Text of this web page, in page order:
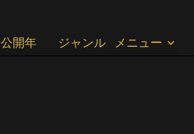
公開年 ジャンル メニュー